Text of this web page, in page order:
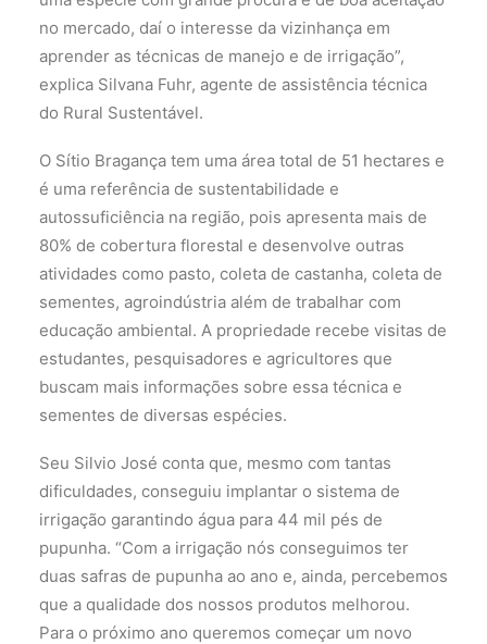
no mercado, daí o interesse da vizinhança em
aprender as técnicas de manejo e de irrigação”,
explica Silvana Fuhr, agente de assistência técnica
do Rural Sustentável.
O Sítio Bragança tem uma área total de 51 hectares e
é uma referência de sustentabilidade e
autossuficiência na região, pois apresenta mais de
80% de cobertura florestal e desenvolve outras
atividades como pasto, coleta de castanha, coleta de
sementes, agroindústria além de trabalhar com
educação ambiental. A propriedade recebe visitas de
estudantes, pesquisadores e agricultores que
buscam mais informações sobre essa técnica e
sementes de diversas espécies.
Seu Silvio José conta que, mesmo com tantas
dificuldades, conseguiu implantar o sistema de
irrigação garantindo água para 44 mil pés de
pupunha. “Com a irrigação nós conseguimos ter
duas safras de pupunha ao ano e, ainda, percebemos
que a qualidade dos nossos produtos melhorou.
Para o próximo ano queremos começar um novo